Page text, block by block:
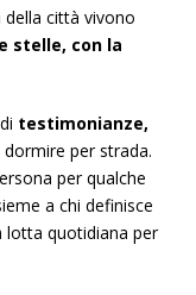
città vivono
stelle, con la
testimonianze,
per strada.
per qualche
a chi definisce
lotta quotidiana per